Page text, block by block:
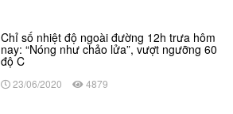
Chỉ số nhiệt độ ngoài đường 12h trưa hôm
nay: “Nóng như chảo lửa”, vượt ngưỡng 60
độ C
23/06/2020 4879